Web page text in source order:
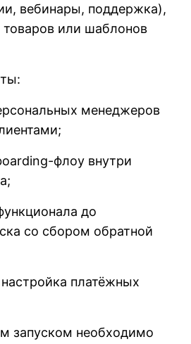
вебинары, поддержка),
товаров или шаблонов
менеджеров
флоу внутри
до
со сбором обратной
платёжных
запуском необходимо